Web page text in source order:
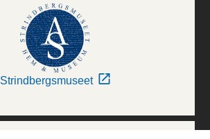
Strindbergsmuseet